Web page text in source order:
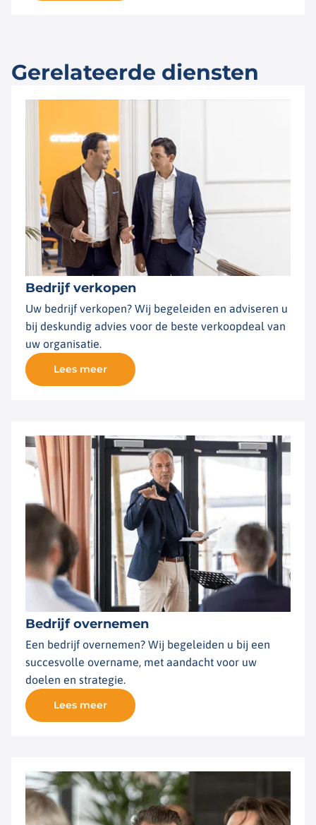
Gerelateerde diensten
Bedrijf verkopen
Uw bedrijf verkopen? Wij begeleiden en adviseren u
bij deskundig advies voor de beste verkoopdeal van
uw organisatie.
Lees meer
Bedrijf overnemen
Een bedrijf overnemen? Wij begeleiden u bij een
succesvolle overname, met aandacht voor uw
doelen en strategie.
Lees meer